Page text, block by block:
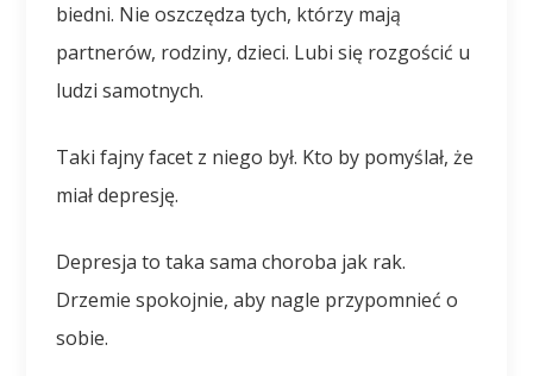
biedni. Nie oszczędza tych, którzy mają
partnerów, rodziny, dzieci. Lubi się rozgościć u
ludzi samotnych.
Taki fajny facet z niego był. Kto by pomyślał, że
miał depresję.
Depresja to taka sama choroba jak rak.
Drzemie spokojnie, aby nagle przypomnieć o
sobie.